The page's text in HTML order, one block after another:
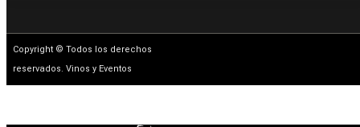
Copyright © Todos los derechos
reservados. Vinos y Eventos